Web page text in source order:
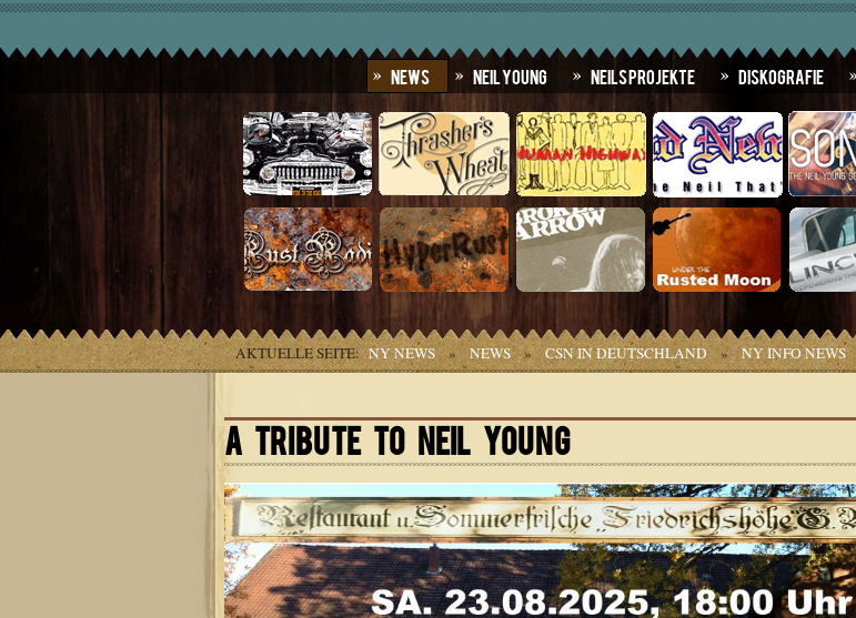
News Neil Young Neils Projekte Diskografie
AKTUELLE SEITE: NY NEWS » NEWS » CSN IN DEUTSCHLAND » NY INFO NEWS
A TRIBUTE TO NEIL YOUNG